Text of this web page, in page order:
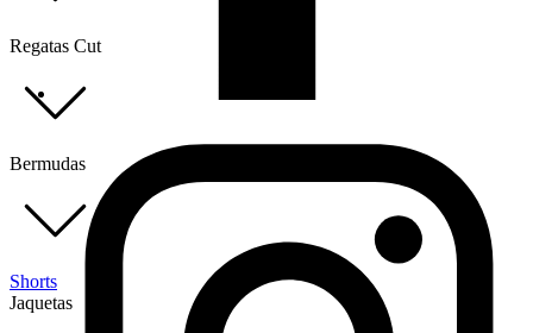
Regatas Cut
Bermudas
Shorts
Jaquetas